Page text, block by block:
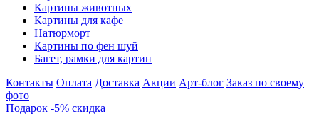
Картины животных
Картины для кафе
Натюрморт
Картины по фен шуй
Багет, рамки для картин
Контакты Оплата Доставка Акции Арт-блог Заказ по своему
фото
Подарок -5% скидка